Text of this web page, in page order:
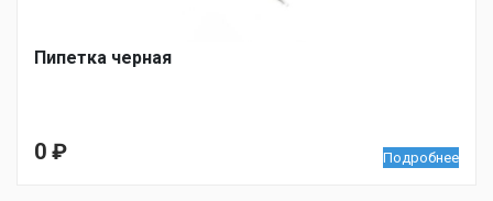
Пипетка черная
0 ₽ Подробнее